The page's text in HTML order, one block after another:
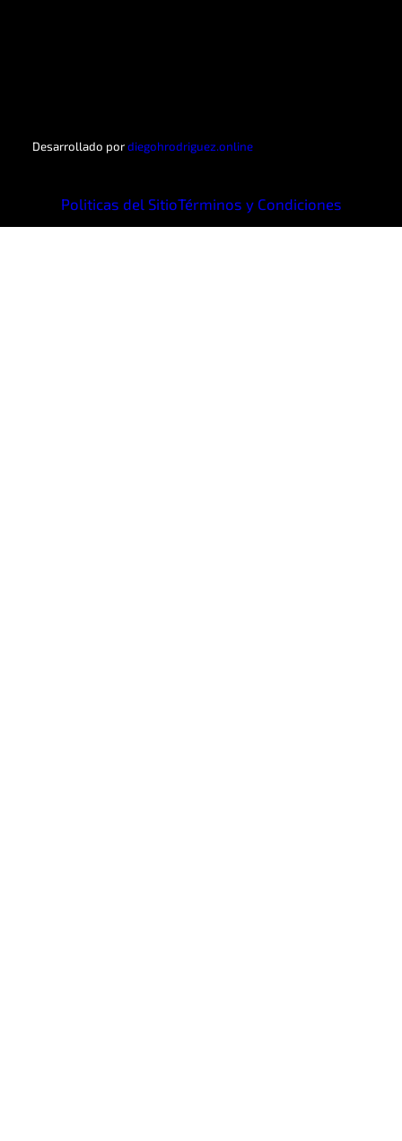
Desarrollado pordiegohrodriguez.online
Politicas del SitioTérminos y Condiciones